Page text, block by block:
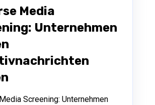
Media
Unternehmen
Screening: Unternehmen